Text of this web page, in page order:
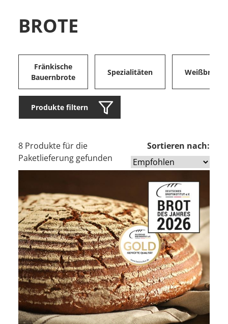
BROTE
Fränkische
Bauernbrote
Spezialitäten Weißbrote
Produkte filtern
8 Produkte für die
Paketlieferung gefunden
Sortieren nach: